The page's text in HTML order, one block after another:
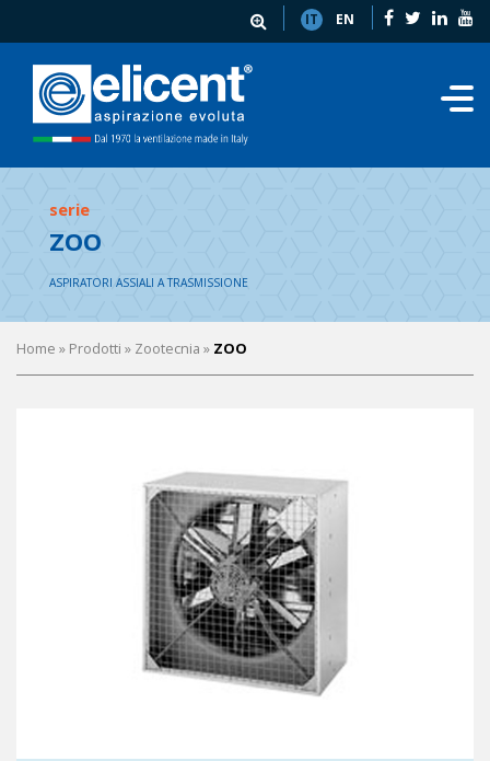
IT EN
serie
ZOO
ASPIRATORI ASSIALI A TRASMISSIONE
Home » Prodotti » Zootecnia » ZOO